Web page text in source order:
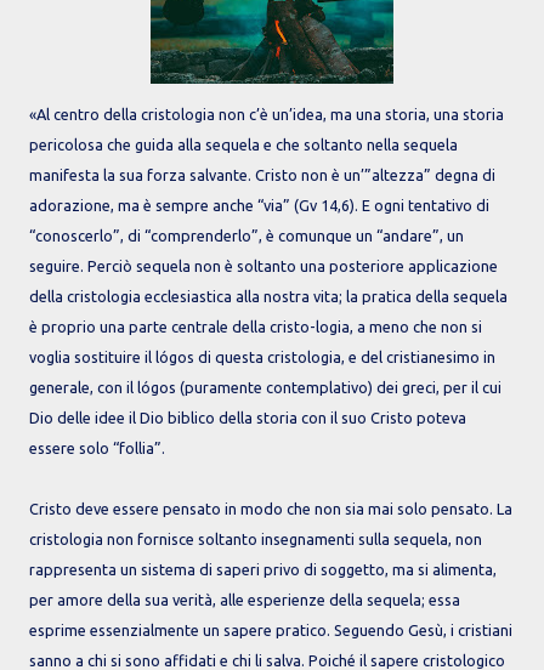
«Al centro della cristologia non c’è un’idea, ma una storia, una storia
pericolosa che guida alla sequela e che soltanto nella sequela
manifesta la sua forza salvante. Cristo non è un’”altezza” degna di
adorazione, ma è sempre anche “via” (Gv 14,6). E ogni tentativo di
“conoscerlo”, di “comprenderlo”, è comunque un “andare”, un
seguire. Perciò sequela non è soltanto una posteriore applicazione
della cristologia ecclesiastica alla nostra vita; la pratica della sequela
è proprio una parte centrale della cristo-logia, a meno che non si
voglia sostituire il lógos di questa cristologia, e del cristianesimo in
generale, con il lógos (puramente contemplativo) dei greci, per il cui
Dio delle idee il Dio biblico della storia con il suo Cristo poteva
essere solo “follia”.
Cristo deve essere pensato in modo che non sia mai solo pensato. La
cristologia non fornisce soltanto insegnamenti sulla sequela, non
rappresenta un sistema di saperi privo di soggetto, ma si alimenta,
per amore della sua verità, alle esperienze della sequela; essa
esprime essenzialmente un sapere pratico. Seguendo Gesù, i cristiani
sanno a chi si sono affidati e chi li salva. Poiché il sapere cristologico